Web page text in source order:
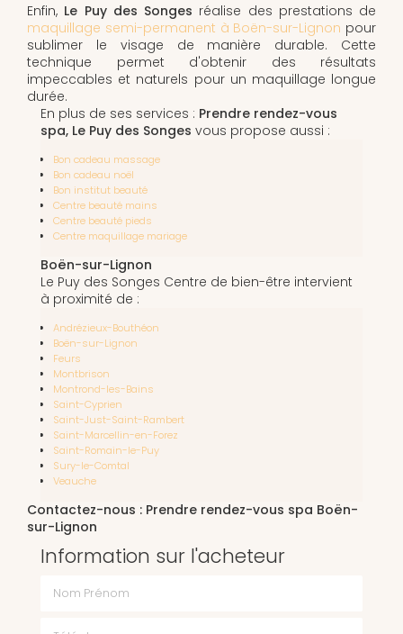
Enfin, Le Puy des Songes réalise des prestations de
maquillage semi-permanent à Boën-sur-Lignon pour
sublimer le visage de manière durable. Cette
technique permet d'obtenir des résultats
impeccables et naturels pour un maquillage longue
durée.
En plus de ses services : Prendre rendez-vous
spa, Le Puy des Songes vous propose aussi :
Bon cadeau massage
Bon cadeau noël
Bon institut beauté
Centre beauté mains
Centre beauté pieds
Centre maquillage mariage
Boën-sur-Lignon
Le Puy des Songes Centre de bien-être intervient
à proximité de :
Andrézieux-Bouthéon
Boën-sur-Lignon
Feurs
Montbrison
Montrond-les-Bains
Saint-Cyprien
Saint-Just-Saint-Rambert
Saint-Marcellin-en-Forez
Saint-Romain-le-Puy
Sury-le-Comtal
Veauche
Contactez-nous : Prendre rendez-vous spa Boën-
sur-Lignon
Information sur l'acheteur